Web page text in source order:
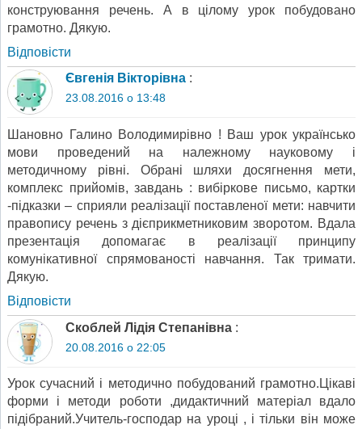
конструювання речень. А в цілому урок побудовано
грамотно. Дякую.
Відповіcти
Євгенія Вікторівна :
23.08.2016 о 13:48
Шановно Галино Володимирівно ! Ваш урок українсько
мови проведений на належному науковому і
методичному рівні. Обрані шляхи досягнення мети,
комплекс прийомів, завдань : вибіркове письмо, картки
-підказки – сприяли реалізації поставленої мети: навчити
правопису речень з дієприкметниковим зворотом. Вдала
презентація допомагає в реалізації принципу
комунікативної спрямованості навчання. Так тримати.
Дякую.
Відповіcти
Скоблей Лідія Степанівна :
20.08.2016 о 22:05
Урок сучасний і методично побудований грамотно.Цікаві
форми і методи роботи ,дидактичний матеріал вдало
підібраний.Учитель-господар на уроці , і тільки він може